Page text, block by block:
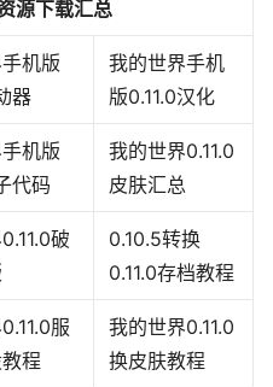
源下载汇总
机版
器
我的世界手机
版0.11.0汉化
机版
代码
我的世界0.11.0
皮肤汇总
破
0.10.5转换
0.11.0存档教程
服
程
我的世界0.11.0
换皮肤教程